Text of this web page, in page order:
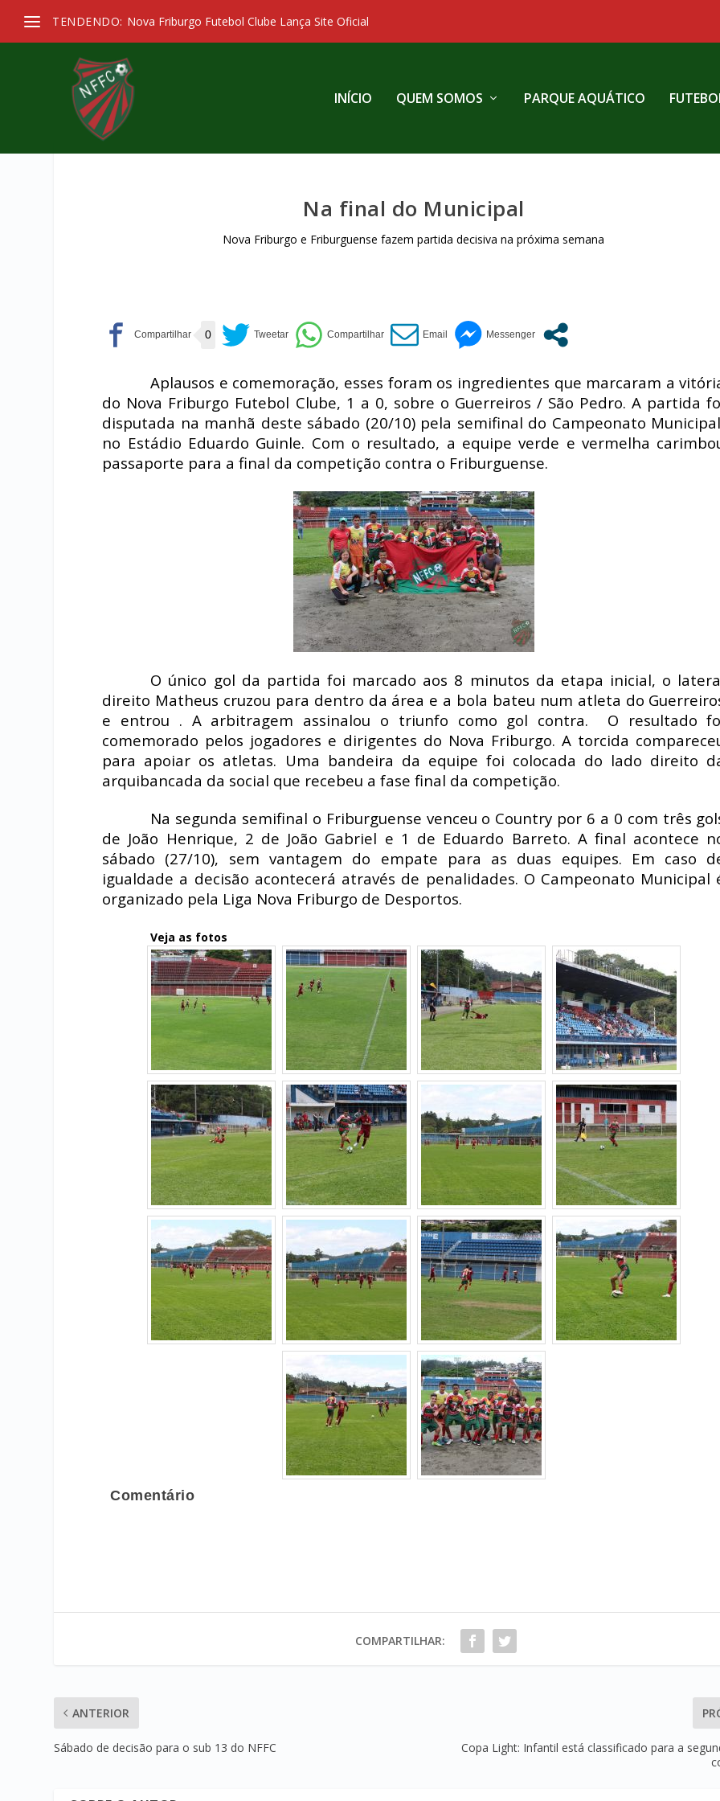
TENDENDO: Nova Friburgo Futebol Clube Lança Site Oficial
INÍCIO QUEM SOMOS PARQUE AQUÁTICO
Na final do Municipal
Nova Friburgo e Friburguense fazem partida decisiva na próxima semana
0
Aplausos e comemoração, esses foram os ingredientes que marcaram a
do Nova Friburgo Futebol Clube, 1 a 0, sobre o Guerreiros / São Pedro. A partida
disputada na manhã deste sábado (20/10) pela semifinal do Campeonato
no Estádio Eduardo Guinle. Com o resultado, a equipe verde e vermelha
passaporte para a final da competição contra o Friburguense.
O único gol da partida foi marcado aos 8 minutos da etapa inicial, o
direito Matheus cruzou para dentro da área e a bola bateu num atleta do
e entrou . A arbitragem assinalou o triunfo como gol contra. O resultado
comemorado pelos jogadores e dirigentes do Nova Friburgo. A torcida
para apoiar os atletas. Uma bandeira da equipe foi colocada do lado direito
arquibancada da social que recebeu a fase final da competição.
Na segunda semifinal o Friburguense venceu o Country por 6 a 0 com três
de João Henrique, 2 de João Gabriel e 1 de Eduardo Barreto. A final acontece
sábado (27/10), sem vantagem do empate para as duas equipes. Em caso
igualdade a decisão acontecerá através de penalidades. O Campeonato Municipal
organizado pela Liga Nova Friburgo de Desportos.
Veja as fotos
Comentário
COMPARTILHAR:
ANTERIOR
Sábado de decisão para o sub 13 do NFFC
Copa Light: Infantil está classificado para a